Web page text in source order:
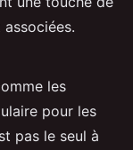
les
pour les
pas le seul à